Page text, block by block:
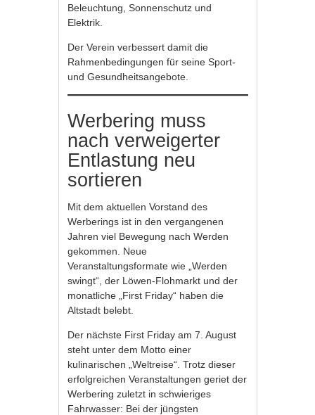
Beleuchtung, Sonnenschutz und
Elektrik.
Der Verein verbessert damit die
Rahmenbedingungen für seine Sport-
und Gesundheitsangebote.
Werbering muss
nach verweigerter
Entlastung neu
sortieren
Mit dem aktuellen Vorstand des
Werberings ist in den vergangenen
Jahren viel Bewegung nach Werden
gekommen. Neue
Veranstaltungsformate wie „Werden
swingt“, der Löwen-Flohmarkt und der
monatliche „First Friday“ haben die
Altstadt belebt.
Der nächste First Friday am 7. August
steht unter dem Motto einer
kulinarischen „Weltreise“. Trotz dieser
erfolgreichen Veranstaltungen geriet der
Werbering zuletzt in schwieriges
Fahrwasser: Bei der jüngsten